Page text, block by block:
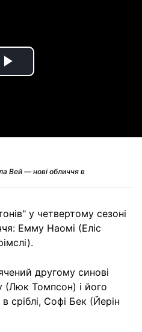
Play
Вей — нові обличчя в
у четвертому сезоні
Емму Наомі (Еліс
другому синові
(Люк Томпсон) і його
сріблі, Софі Бек (Йерін